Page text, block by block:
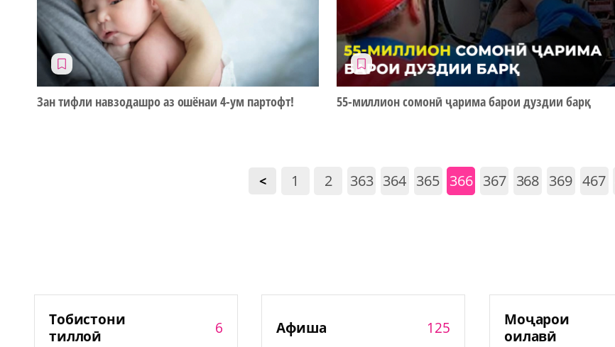
Зан тифли навзодашро аз ошёнаи 4-ум партофт! 55-миллион сомонӣ ҷарима барои дуздии барқ
< 1 2 363 364 365 366 367 368 369 467
Тобистони
тиллоӣ
6 Афиша 125
Моҷарои
оилавӣ